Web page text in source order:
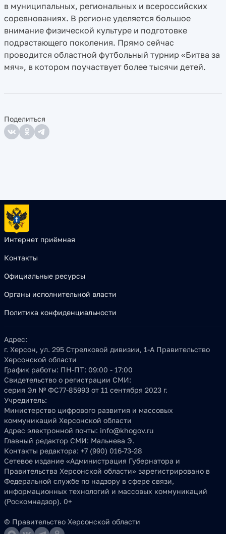
в муниципальных, региональных и всероссийских
соревнованиях. В регионе уделяется большое
внимание физической культуре и подготовке
подрастающего поколения. Прямо сейчас
проводится областной футбольный турнир «Битва за
мяч», в котором поучаствует более тысячи детей.
Поделиться
Интернет приёмная
Контакты
Официальные ресурсы
Органы исполнительной власти
Политика конфиденциальности
Адрес:
г. Херсон, ул. 295 Стрелковой дивизии, 1-А Правительство
Херсонской области
График работы: ПН-ПТ: 09:00 - 17:00
Свидетельство о регистрации СМИ:
серия Эл № ФС77-85993 от 11 сентября 2023 г.
Учредитель:
Министерство цифрового развития и массовых
коммуникаций Херсонской области
Адрес электронной почты: info@khogov.ru
Главный редактор СМИ: Мальнева Э.
Контакты редактора: +7 (990) 016-73-28
Сетевое издание «Администрация Губернатора и
Правительства Херсонской области» зарегистрировано в
Федеральной службе по надзору в сфере связи,
информационных технологий и массовых коммуникаций
(Роскомнадзор). 0+
© Правительство Херсонской области